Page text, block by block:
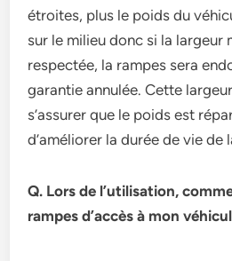
étroites, plus le poids du
sur le milieu donc si la largeur
respectée, la rampes sera
garantie annulée. Cette
s’assurer que le poids est
d’améliorer la durée de vie de
Q. Lors de l’utilisation,
rampes d’accès à mon